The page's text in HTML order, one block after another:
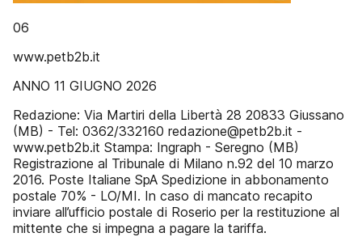
06
www.petb2b.it
ANNO 11 GIUGNO 2026
Redazione: Via Martiri della Libertà 28 20833 Giussano
(MB) - Tel: 0362/332160 redazione@petb2b.it -
www.petb2b.it Stampa: Ingraph - Seregno (MB)
Registrazione al Tribunale di Milano n.92 del 10 marzo
2016. Poste Italiane SpA Spedizione in abbonamento
postale 70% - LO/MI. In caso di mancato recapito
inviare all’ufficio postale di Roserio per la restituzione al
mittente che si impegna a pagare la tariffa.